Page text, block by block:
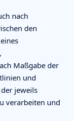
nach
den
Maßgabe der
und
jeweils
verarbeiten und